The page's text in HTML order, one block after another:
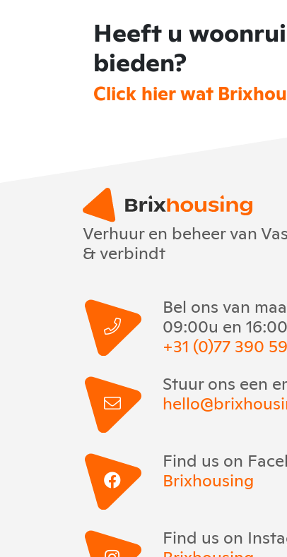
Heeft u
bieden?
Click hier wat
Verhuur en beheer van
& verbindt
Bel ons van
09:00u en 16:00
+31 (0)77 390
Stuur ons een
Find us on
Brixhousing
Find us on